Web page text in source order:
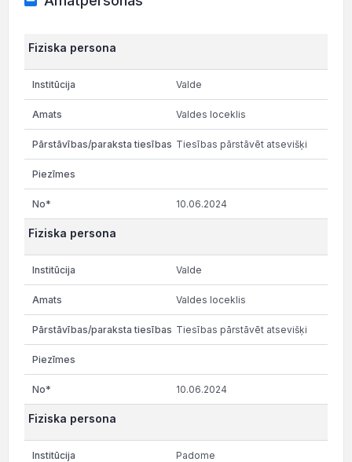
Fiziska persona
Valde
Valdes loceklis
Tiesības pārstāvēt atsevišķi
10.06.2024
Fiziska persona
Valde
Valdes loceklis
Tiesības pārstāvēt atsevišķi
10.06.2024
Fiziska persona
Padome